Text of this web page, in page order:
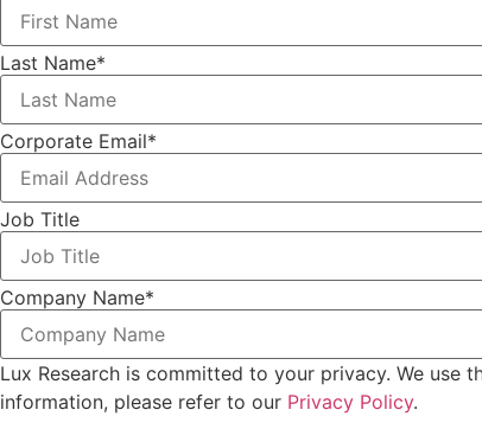
Last Name*
Corporate Email*
Job Title
Company Name*
Lux Research is committed to your privacy. We
information, please refer to our Privacy Policy.